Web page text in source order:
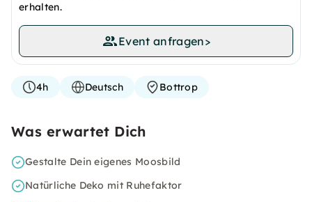
erhalten.
Event anfragen>
4h Deutsch Bottrop
Was erwartet Dich
Gestalte Dein eigenes Moosbild
Natürliche Deko mit Ruhefaktor